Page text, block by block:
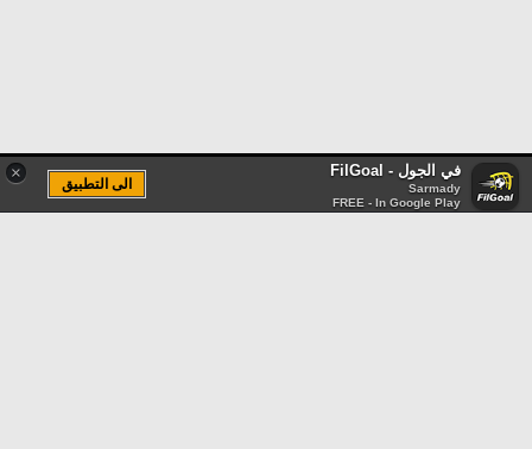
× في الجول - FilGoal
Sarmady
FREE - In Google Play
الى التطبيق